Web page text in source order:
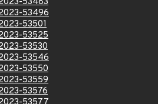
53496
53501
53525
53530
53546
53550
53559
53576